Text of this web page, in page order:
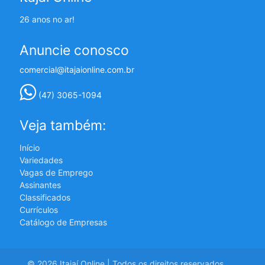
26 anos no ar!
Anuncie conosco
comercial@itajaionline.com.br
(47) 3065-1094
Veja também:
Início
Variedades
Vagas de Emprego
Assinantes
Classificados
Currículos
Catálogo de Empresas